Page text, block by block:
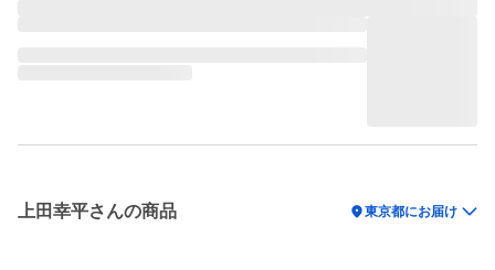
上田幸平さんの商品 location_on東京都にお届け